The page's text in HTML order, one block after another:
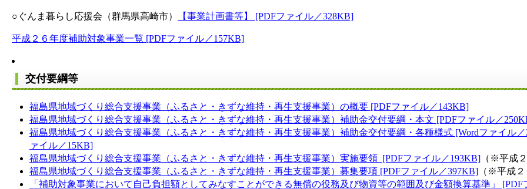
○ぐんま暮らし応援会（群馬県高崎市） 【事業計画書等】 [PDFファイル／328KB]
平成２６年度補助対象事業一覧 [PDFファイル／157KB]
交付要綱等
福島県地域づくり総合支援事業（ふるさと・きずな維持・再生支援事業）の概要 [PDFファイル／143KB]
福島県地域づくり総合支援事業（ふるさと・きずな維持・再生支援事業）補助金交付要綱・本文 [PDFファイル／
福島県地域づくり総合支援事業（ふるさと・きずな維持・再生支援事業）補助金交付要綱・各種様式 [Wordファイル
ァイル／15KB]
福島県地域づくり総合支援事業（ふるさと・きずな維持・再生支援事業）実施要領 [PDFファイル／193KB] （※平成
福島県地域づくり総合支援事業（ふるさと・きずな維持・再生支援事業）募集要項 [PDFファイル／397KB] （※平成２
「補助対象事業において自己負担額としてみなすことができる無償の役務及び物資等の範囲及び金額換算基準」 [PDF